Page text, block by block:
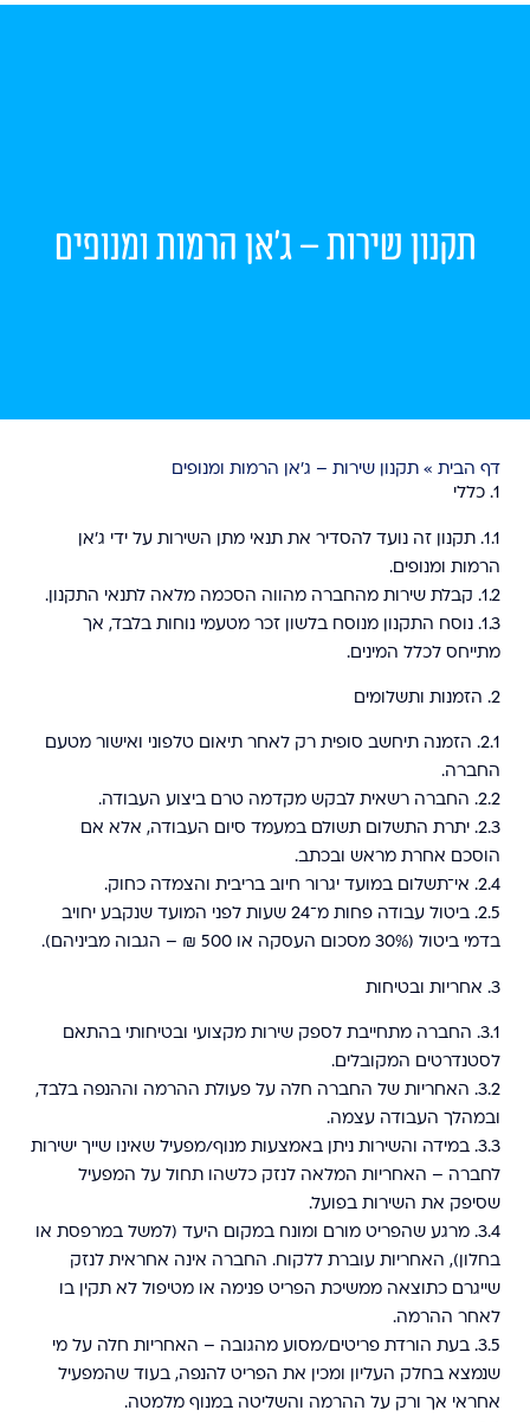
תקנון שירות – ג’אן הרמות ומנופים
דף הבית » תקנון שירות – ג’אן הרמות ומנופים
1.⁠ ⁠כללי
1.1. תקנון זה נועד להסדיר את תנאי מתן השירות על ידי ג’אן
הרמות ומנופים.
1.2.
קבלת שירות מהחברה מהווה הסכמה מלאה לתנאי התקנון.
1.3. נוסח התקנון מנוסח בלשון זכר מטעמי נוחות בלבד, אך
מתייחס לכלל המינים.
2.⁠ ⁠הזמנות ותשלומים
2.1.
הזמנה תיחשב סופית רק לאחר תיאום טלפוני ואישור מטעם
החברה.
2.2.
החברה רשאית לבקש מקדמה טרם ביצוע העבודה.
2.3. יתרת התשלום תשולם במעמד סיום העבודה, אלא אם
הוסכם אחרת מראש ובכתב.
2.4.
אי־תשלום במועד יגרור חיוב בריבית והצמדה כחוק.
2.5.
ביטול עבודה פחות מ־24 שעות לפני המועד שנקבע יחויב
בדמי ביטול (30% מסכום העסקה או 500 ₪ – הגבוה מביניהם).
3.⁠ ⁠אחריות ובטיחות
3.1.
החברה מתחייבת לספק שירות מקצועי ובטיחותי בהתאם
לסטנדרטים המקובלים.
3.2.
האחריות של החברה חלה על פעולת ההרמה וההנפה בלבד,
ובמהלך העבודה עצמה.
3.3. במידה והשירות ניתן באמצעות מנוף/מפעיל שאינו שייך ישירות
לחברה – האחריות המלאה לנזק כלשהו תחול על המפעיל
שסיפק את השירות בפועל.
3.4. מרגע שהפריט מורם ומונח במקום היעד (למשל במרפסת או
בחלון), האחריות עוברת ללקוח. החברה אינה אחראית לנזק
שייגרם כתוצאה ממשיכת הפריט פנימה או מטיפול לא תקין בו
לאחר ההרמה.
3.5. בעת הורדת פריטים/מסוע מהגובה – האחריות חלה על מי
שנמצא בחלק העליון ומכין את הפריט להנפה, בעוד שהמפעיל
אחראי אך ורק על ההרמה והשליטה במנוף מלמטה.